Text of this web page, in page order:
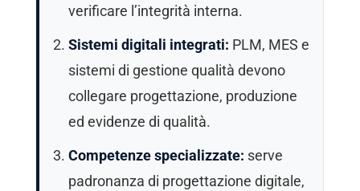
verificare l’integrità interna.
Sistemi digitali integrati: PLM, MES e
sistemi di gestione qualità devono
collegare progettazione, produzione
ed evidenze di qualità.
Competenze specializzate: serve
padronanza di progettazione digitale,